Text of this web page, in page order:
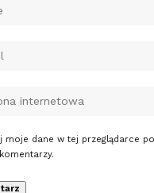
moje dane w tej przeglądarce